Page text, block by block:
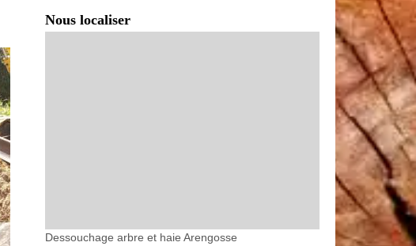
Nous localiser
Dessouchage arbre et haie Arengosse